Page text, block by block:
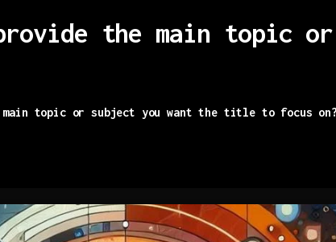
the main topic or
main topic or subject you want the title to focus on?